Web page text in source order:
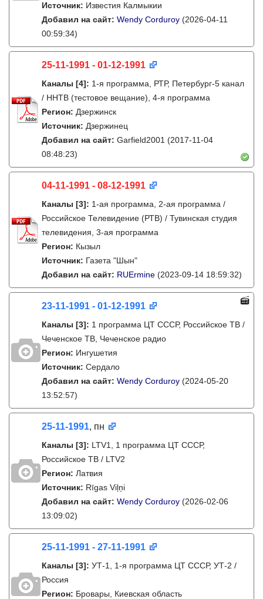
Источник: Известия Калмыкии
Добавил на сайт: Wendy Corduroy (2026-04-11
00:59:34)
25-11-1991 - 01-12-1991
Каналы [4]: 1-я программа, РТР, Петербург-5 канал
/ ННТВ (тестовое вещание), 4-я программа
Регион: Дзержинск
Источник: Дзержинец
Добавил на сайт: Garfield2001 (2017-11-04
08:48:23)
04-11-1991 - 08-12-1991
Каналы [3]: 1-ая программа, 2-ая программа /
Российское Телевидение (РТВ) / Тувинская студия
телевидения, 3-ая программа
Регион: Кызыл
Источник: Газета "Шын"
Добавил на сайт: RUErmine (2023-09-14 18:59:32)
23-11-1991 - 01-12-1991
Каналы [3]: 1 программа ЦТ СССР, Российское ТВ /
Чеченское ТВ, Чеченское радио
Регион: Ингушетия
Источник: Сердало
Добавил на сайт: Wendy Corduroy (2024-05-20
13:52:57)
25-11-1991, пн
Каналы [3]: LTV1, 1 программа ЦТ СССР,
Российское ТВ / LTV2
Регион: Латвия
Источник: Rīgas Viļņi
Добавил на сайт: Wendy Corduroy (2026-02-06
13:09:02)
25-11-1991 - 27-11-1991
Каналы [3]: УТ-1, 1-я программа ЦТ СССР, УТ-2 /
Россия
Регион: Бровары, Киевская область